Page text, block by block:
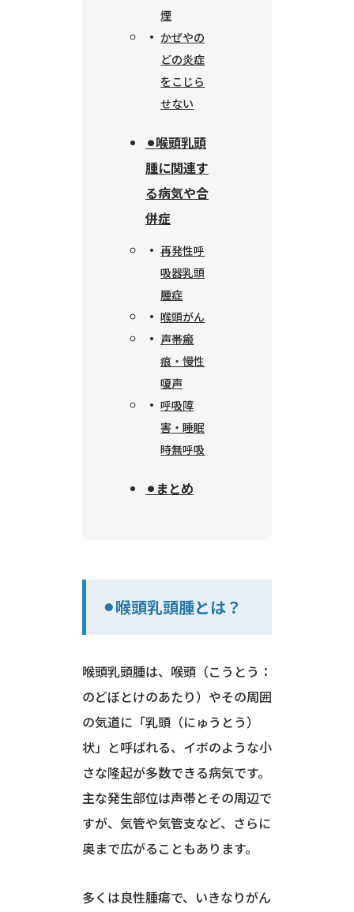
煙
かぜやの
どの炎症
をこじら
せない
⚫︎喉頭乳頭
腫に関連す
る病気や合
併症
再発性呼
吸器乳頭
腫症
喉頭がん
声帯瘢
痕・慢性
嗄声
呼吸障
害・睡眠
時無呼吸
⚫︎まとめ
⚫︎喉頭乳頭腫とは？
喉頭乳頭腫は、喉頭（こうとう：
のどぼとけのあたり）やその周囲
の気道に「乳頭（にゅうとう）
状」と呼ばれる、イボのような小
さな隆起が多数できる病気です。
主な発生部位は声帯とその周辺で
すが、気管や気管支など、さらに
奥まで広がることもあります。
多くは良性腫瘍で、いきなりがん